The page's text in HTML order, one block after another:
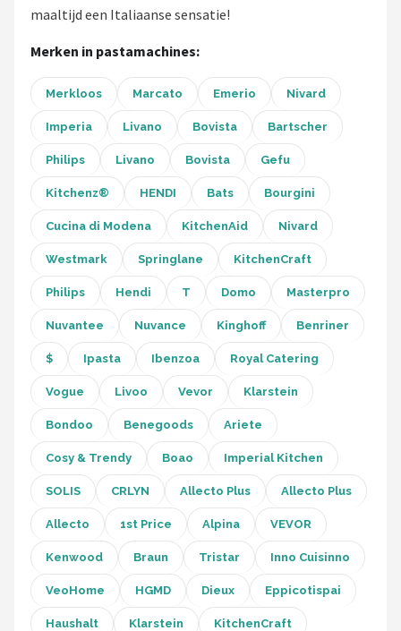
Magimix
Braun
Bartscher
Nutribullet
Philips
Alle merken →
maaltijd een Italiaanse sensatie!
Merken in pastamachines:
Merkloos Marcato Emerio Nivard
Imperia Livano Bovista Bartscher
Philips Livano Bovista Gefu
Kitchenz® HENDI Bats Bourgini
Cucina di Modena KitchenAid Nivard
Westmark Springlane KitchenCraft
Philips Hendi T Domo Masterpro
Nuvantee Nuvance Kinghoff Benriner
$ Ipasta Ibenzoa Royal Catering
Vogue Livoo Vevor Klarstein
Bondoo Benegoods Ariete
Cosy & Trendy Boao Imperial Kitchen
SOLIS CRLYN Allecto Plus Allecto Plus
Allecto 1st Price Alpina VEVOR
Kenwood Braun Tristar Inno Cuisinno
VeoHome HGMD Dieux Eppicotispai
Haushalt Klarstein KitchenCraft